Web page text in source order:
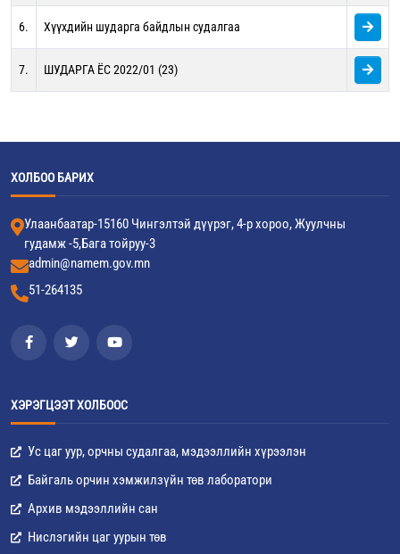
6. Хүүхдийн шударга байдлын судалгаа
7. ШУДАРГА ЁС 2022/01 (23)
ХОЛБОО БАРИХ
Улаанбаатар-15160 Чингэлтэй дүүрэг, 4-р хороо, Жуулчны
гудамж -5,Бага тойруу-3
admin@namem.gov.mn
51-264135
ХЭРЭГЦЭЭТ ХОЛБООС
Ус цаг уур, орчны судалгаа, мэдээллийн хүрээлэн
Байгаль орчин хэмжилзүйн төв лаборатори
Архив мэдээллийн сан
Нислэгийн цаг уурын төв